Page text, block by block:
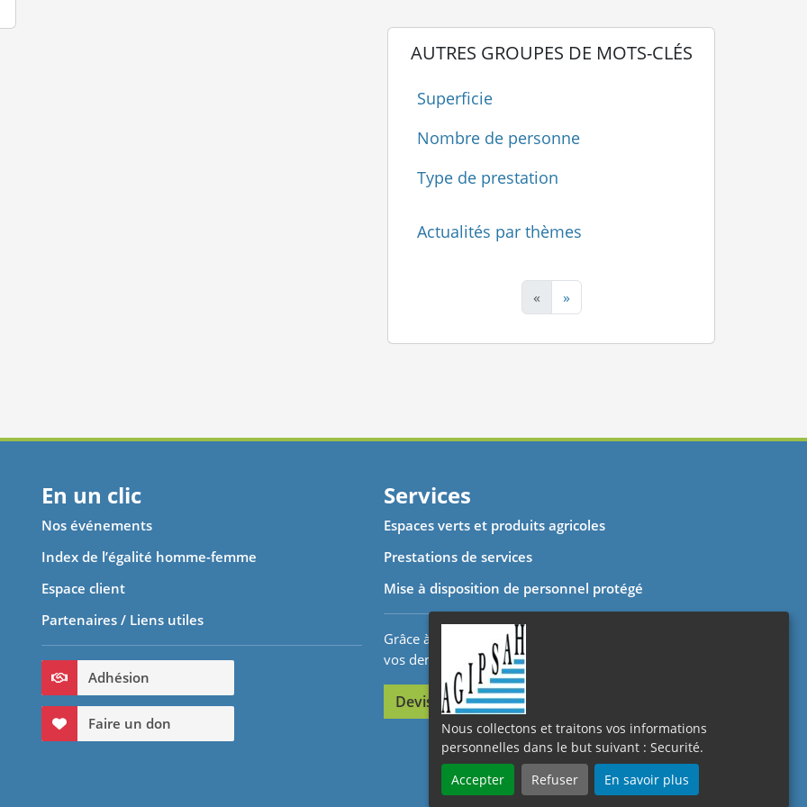
Nous collectons et traitons vos informations
personnelles dans le but suivant :Securité.
Accepter
Refuser En savoir plus
AUTRES GROUPES DE MOTS-CLÉS
Superficie
Nombre de personne
Type de prestation
Actualités par thèmes
« »
En un clic
Nos événements
Index de l’égalité homme-femme
Espace client
Partenaires / Liens utiles
Adhésion
Faire un don
Services
Espaces verts et produits agricoles
Prestations de services
Mise à disposition de personnel protégé
Grâce à votre espace client nous suivons et traitons
vos demandes en temps réel.
Devis en ligne